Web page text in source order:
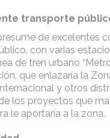
transporte
de excelentes
con varias
de tren urbano
que enlazaría la
y otros
los proyectos que
le aportaría a la zona.